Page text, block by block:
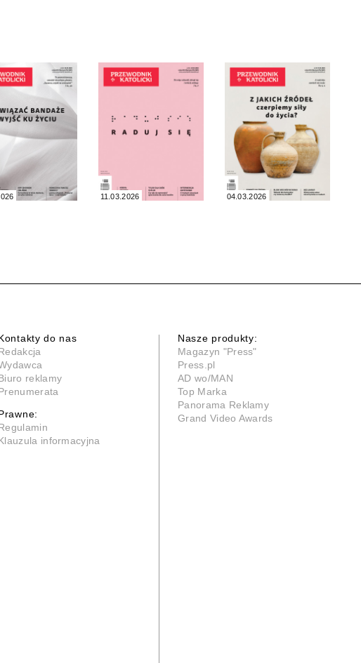
11.03.2026 04.03.2026
do nas
reklamy
informacyjna
Nasze produkty:
Magazyn "Press"
Press.pl
AD wo/MAN
Top Marka
Panorama Reklamy
Grand Video Awards